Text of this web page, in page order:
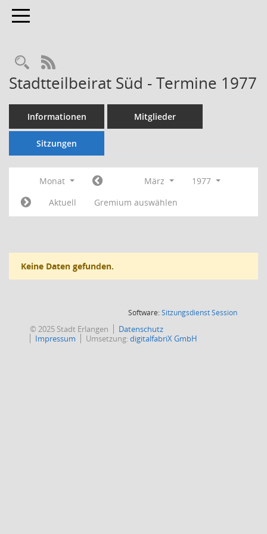
Toggle navigation
Rechercheauswahl
RSS-Feed
Stadtteilbeirat Süd - Termine 1977
Informationen Mitglieder
Sitzungen
Monat März
1977
Aktuell
Gremium auswählen
Keine Daten gefunden.
Software:SitzungsdienstSession(Wird in
© 2025 Stadt Erlangen
Datenschutz
Impressum
Umsetzung:digitalfabriX GmbH